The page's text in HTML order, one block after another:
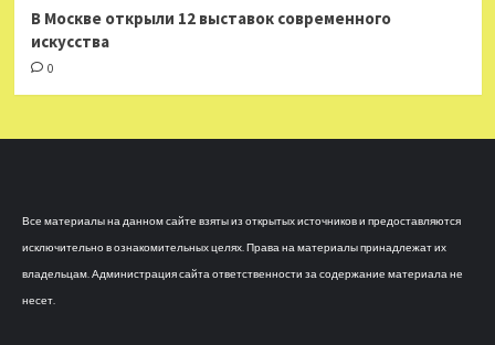
В Москве открыли 12 выставок современного
искусства
0
Все материалы на данном сайте взяты из открытых источников и предоставляются
исключительно в ознакомительных целях. Права на материалы принадлежат их
владельцам. Администрация сайта ответственности за содержание материала не
несет.